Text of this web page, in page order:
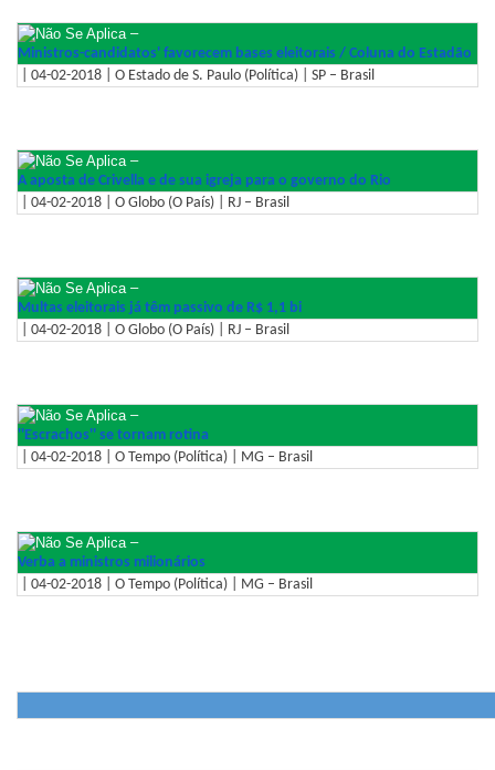
–
Ministros-candidatos' favorecem bases eleitorais / Coluna do Estadão
| 04-02-2018 | O Estado de S. Paulo (Política) | SP – Brasil
–
A aposta de Crivella e de sua igreja para o governo do Rio
| 04-02-2018 | O Globo (O País) | RJ – Brasil
–
Multas eleitorais já têm passivo de R$ 1,1 bi
| 04-02-2018 | O Globo (O País) | RJ – Brasil
–
''Escrachos'' se tornam rotina
| 04-02-2018 | O Tempo (Política) | MG – Brasil
–
Verba a ministros milionários
| 04-02-2018 | O Tempo (Política) | MG – Brasil